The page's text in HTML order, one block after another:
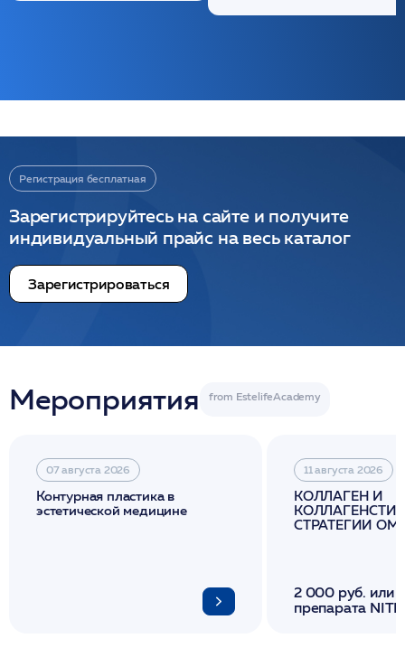
Регистрация бесплатная
Зарегистрируйтесь на сайте и получите
индивидуальный прайс на весь каталог
Зарегистрироваться
Мероприятия
07 августа 2026
Контурная пластика в
эстетической медицине
11 августа 2026
КОЛЛАГЕН И
СТРАТЕГИИ
2 000 руб. или
препарата